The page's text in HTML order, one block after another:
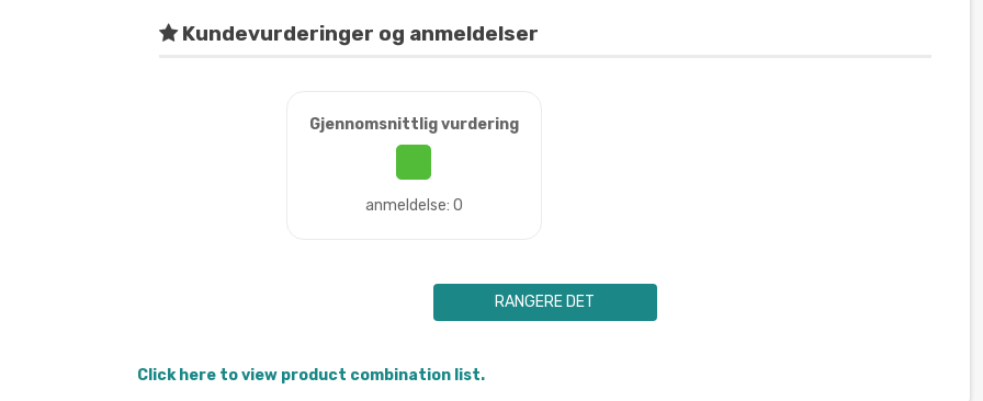
Kundevurderinger og anmeldelser
Gjennomsnittlig vurdering
anmeldelse: 0
RANGERE DET
Click here to view product combination list.